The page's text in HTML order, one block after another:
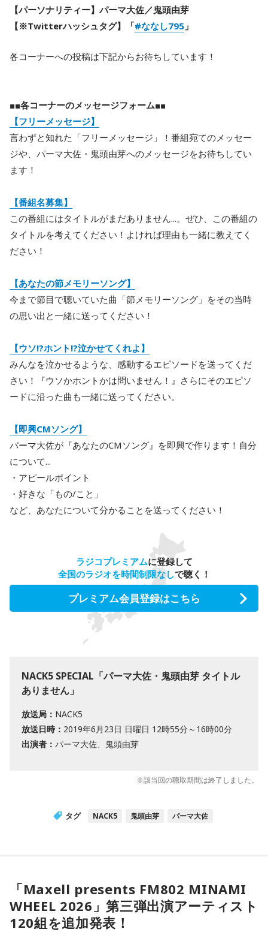
【パーソナリティー】パーマ大佐／鬼頭由芽
【※Twitterハッシュタグ】「#ななし795 」
各コーナーへの投稿は下記からお待ちしています！
■■各コーナーのメッセージフォーム■■
【フリーメッセージ】
言わずと知れた「フリーメッセージ」！番組宛てのメッセー
ジや、パーマ大佐・鬼頭由芽へのメッセージをお待ちしてい
ます！
【番組名募集】
この番組にはタイトルがまだありません...。ぜひ、この番組の
タイトルを考えてください！よければ理由も一緒に教えてく
ださい！
【あなたの節メモリーソング】
今まで節目で聴いていた曲「節メモリーソング」をその当時
の思い出と一緒に送ってください！
【ウソ!?ホント!?泣かせてくれよ】
みんなを泣かせるような、感動するエピソードを送ってくだ
さい！『ウソかホントかは問いません！』さらにそのエピソ
ードに沿った曲も一緒に送ってください。
【即興CMソング】
パーマ大佐が『あなたのCMソング』を即興で作ります！自分
について...
・アピールポイント
・好きな「もの/こと」
など、あなたについて分かることを送ってください！
ラジコプレミアムに登録して
全国のラジオを時間制限なしで聴く！
プレミアム会員登録はこちら
NACK5 SPECIAL「パーマ大佐・鬼頭由芽 タイトル
ありません」
放送局： NACK5
放送日時： 2019年6月23日 日曜日 12時55分～16時00分
出演者： パーマ大佐、鬼頭由芽
※該当回の聴取期間は終了しました。
タグ NACK5 鬼頭由芽 パーマ大佐
「Maxell presents FM802 MINAMI
WHEEL 2026」第三弾出演アーティスト
120組を追加発表！